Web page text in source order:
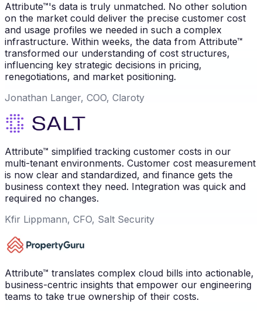
Attribute™'s data is truly unmatched. No other solution
on the market could deliver the precise customer cost
and usage profiles we needed in such a complex
infrastructure. Within weeks, the data from Attribute™
transformed our understanding of cost structures,
influencing key strategic decisions in pricing,
renegotiations, and market positioning.
Jonathan Langer, COO, Claroty
Attribute™ simplified tracking customer costs in our
multi-tenant environments. Customer cost measurement
is now clear and standardized, and finance gets the
business context they need. Integration was quick and
required no changes.
Kfir Lippmann, CFO, Salt Security
Attribute™ translates complex cloud bills into actionable,
business-centric insights that empower our engineering
teams to take true ownership of their costs.